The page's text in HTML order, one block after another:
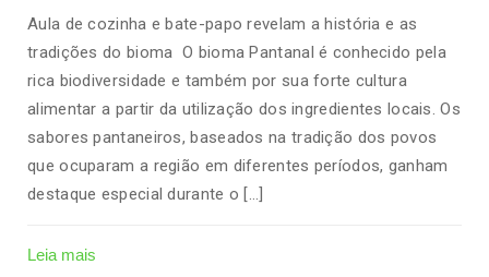
Aula de cozinha e bate-papo revelam a história e as
tradições do bioma O bioma Pantanal é conhecido pela
rica biodiversidade e também por sua forte cultura
alimentar a partir da utilização dos ingredientes locais. Os
sabores pantaneiros, baseados na tradição dos povos
que ocuparam a região em diferentes períodos, ganham
destaque especial durante o […]
Leia mais